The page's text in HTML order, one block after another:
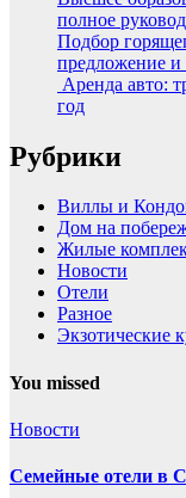
полное
Подбор
предложение и
Аренда авто:
год
Рубрики
Виллы и
Дом на
Жилые
Новости
Отели
Разное
Экзотические
You missed
Новости
Семейные отели в